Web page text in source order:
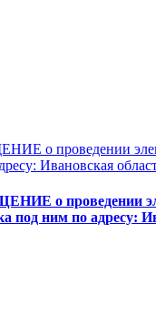
Ивановская
проведении
под ним по адресу: